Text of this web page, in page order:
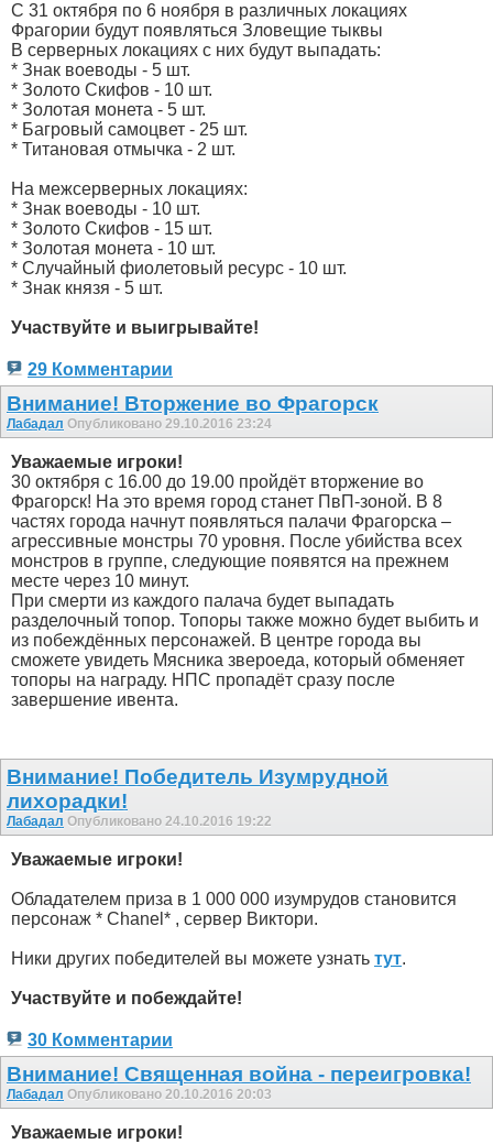
С 31 октября по 6 ноября в различных локациях
Фрагории будут появляться Зловещие тыквы
В серверных локациях с них будут выпадать:
* Знак воеводы - 5 шт.
* Золото Скифов - 10 шт.
* Золотая монета - 5 шт.
* Багровый самоцвет - 25 шт.
* Титановая отмычка - 2 шт.
На межсерверных локациях:
* Знак воеводы - 10 шт.
* Золото Скифов - 15 шт.
* Золотая монета - 10 шт.
* Случайный фиолетовый ресурс - 10 шт.
* Знак князя - 5 шт.
Участвуйте и выигрывайте!
29 Комментарии
Внимание! Вторжение во Фрагорск
Лабадал Опубликовано 29.10.2016 23:24
Уважаемые игроки!
30 октября с 16.00 до 19.00 пройдёт вторжение во
Фрагорск! На это время город станет ПвП-зоной. В 8
частях города начнут появляться палачи Фрагорска –
агрессивные монстры 70 уровня. После убийства всех
монстров в группе, следующие появятся на прежнем
месте через 10 минут.
При смерти из каждого палача будет выпадать
разделочный топор. Топоры также можно будет выбить и
из побеждённых персонажей. В центре города вы
сможете увидеть Мясника звероеда, который обменяет
топоры на награду. НПС пропадёт сразу после
завершение ивента.
Внимание! Победитель Изумрудной
лихорадки!
Лабадал Опубликовано 24.10.2016 19:22
Уважаемые игроки!
Обладателем приза в 1 000 000 изумрудов становится
персонаж * Chanel* , сервер Виктори.
Ники других победителей вы можете узнать тут.
Участвуйте и побеждайте!
30 Комментарии
Внимание! Священная война - переигровка!
Лабадал Опубликовано 20.10.2016 20:03
Уважаемые игроки!